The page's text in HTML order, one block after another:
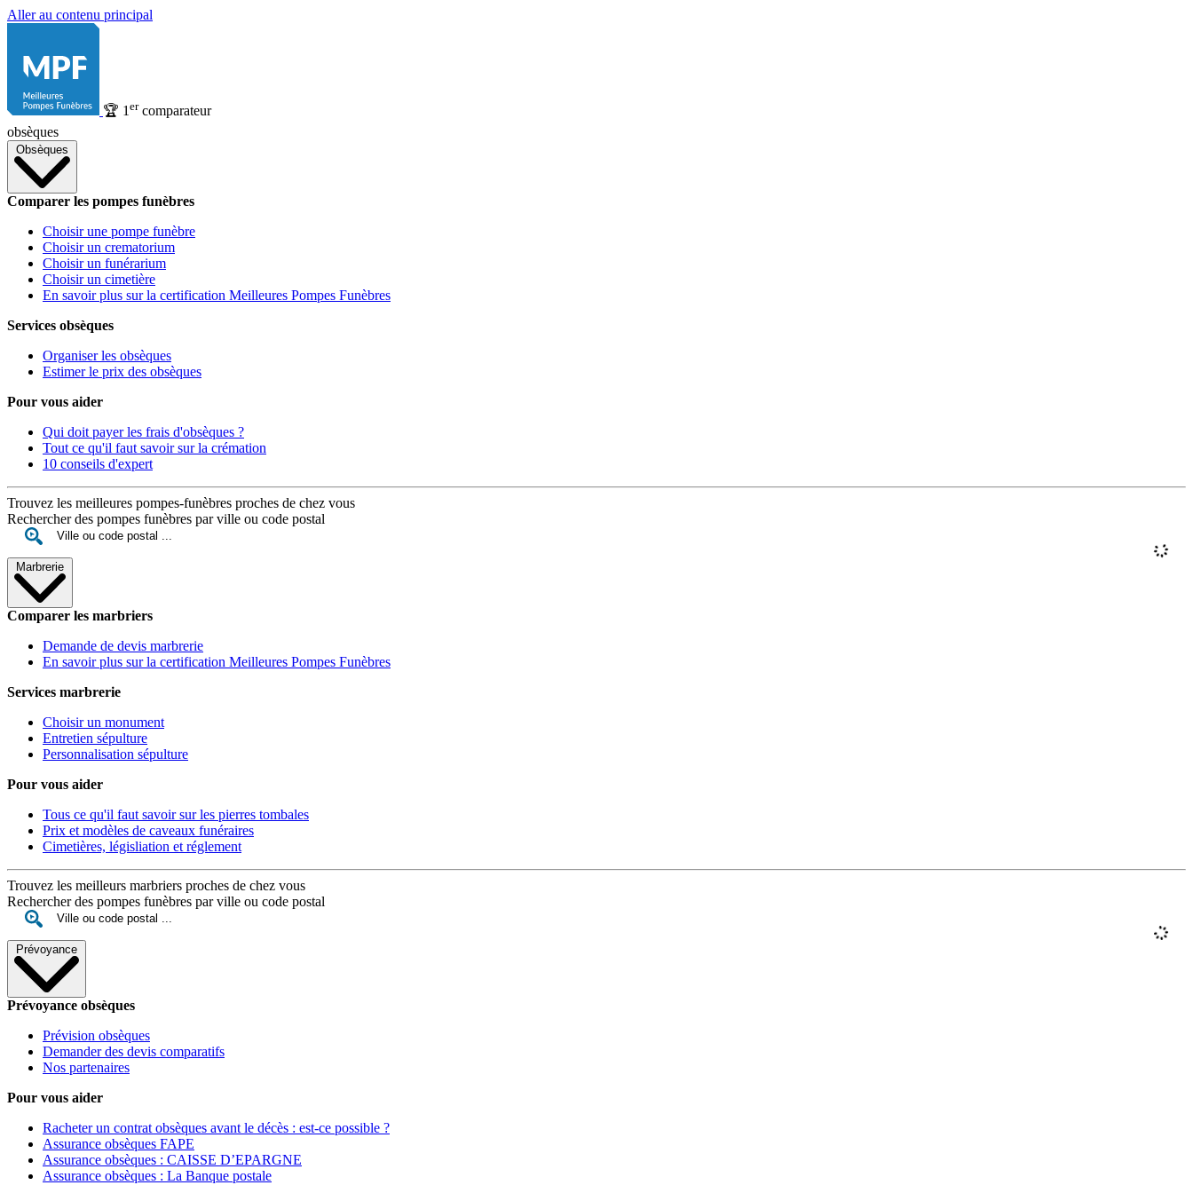
Aller au contenu principal
🏆 1 ercomparateur
obsèques
Obsèques
Comparer les pompes funèbres
Choisir une pompe funèbre
Choisir un crematorium
Choisir un funérarium
Choisir un cimetière
En savoir plus sur la certification Meilleures Pompes Funèbres
Services obsèques
Organiser les obsèques
Estimer le prix des obsèques
Pour vous aider
Qui doit payer les frais d'obsèques ?
Tout ce qu'il faut savoir sur la crémation
10 conseils d'expert
Trouvez les meilleures pompes-funèbres proches de chez vous
Rechercher des pompes funèbres par ville ou code postal
Marbrerie
Comparer les marbriers
Demande de devis marbrerie
En savoir plus sur la certification Meilleures Pompes Funèbres
Services marbrerie
Choisir un monument
Entretien sépulture
Personnalisation sépulture
Pour vous aider
Tous ce qu'il faut savoir sur les pierres tombales
Prix et modèles de caveaux funéraires
Cimetières, législiation et réglement
Trouvez les meilleurs marbriers proches de chez vous
Rechercher des pompes funèbres par ville ou code postal
Prévoyance
Prévoyance obsèques
Prévision obsèques
Demander des devis comparatifs
Nos partenaires
Pour vous aider
Racheter un contrat obsèques avant le décès : est-ce possible ?
Assurance obsèques FAPE
Assurance obsèques : CAISSE D’EPARGNE
Assurance obsèques : La Banque postale